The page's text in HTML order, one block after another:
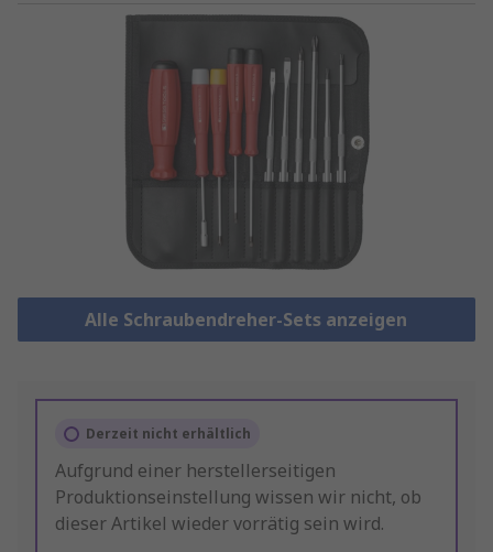
Alle Schraubendreher-Sets anzeigen
Derzeit nicht erhältlich
Aufgrund einer herstellerseitigen
Produktionseinstellung wissen wir nicht, ob
dieser Artikel wieder vorrätig sein wird.